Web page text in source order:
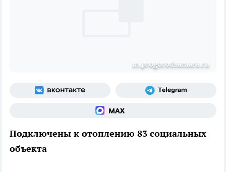
m.progorodsamara.ru
Подключены к отоплению 83 социальных
объекта